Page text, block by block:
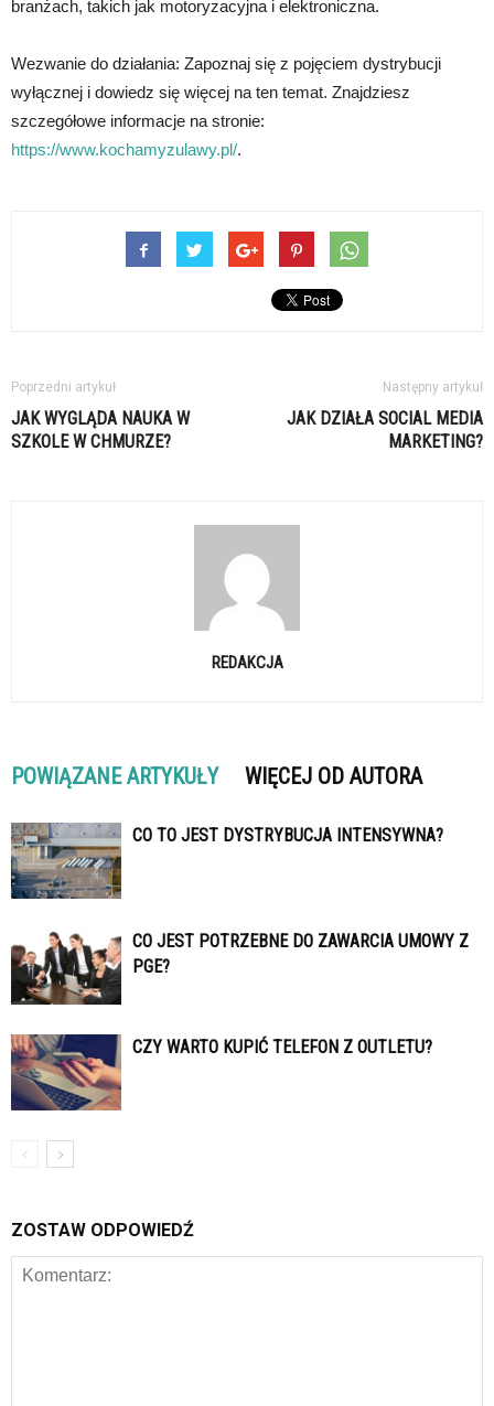
branżach, takich jak motoryzacyjna i elektroniczna.
Wezwanie do działania: Zapoznaj się z pojęciem dystrybucji
wyłącznej i dowiedz się więcej na ten temat. Znajdziesz
szczegółowe informacje na stronie:
https://www.kochamyzulawy.pl/.
Poprzedni artykuł
JAK WYGLĄDA NAUKA W
SZKOLE W CHMURZE?
Następny artykuł
JAK DZIAŁA SOCIAL MEDIA
MARKETING?
REDAKCJA
POWIĄZANE ARTYKUŁY WIĘCEJ OD AUTORA
CO TO JEST DYSTRYBUCJA INTENSYWNA?
CO JEST POTRZEBNE DO ZAWARCIA UMOWY Z
PGE?
CZY WARTO KUPIĆ TELEFON Z OUTLETU?
ZOSTAW ODPOWIEDŹ